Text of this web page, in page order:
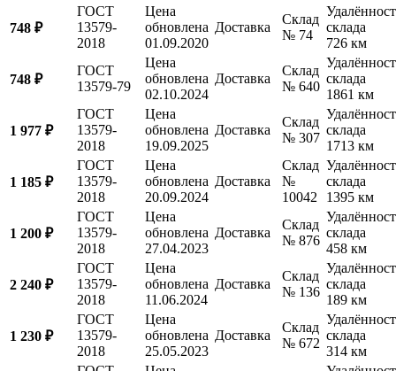
748 ₽
ГОСТ
13579-
2018
Цена
обновлена
01.09.2020
Доставка
Склад
№ 74
склада
726 км
748 ₽
ГОСТ
13579-79
Цена
обновлена
02.10.2024
Доставка
Склад
№ 640
склада
1861 км
1 977 ₽
ГОСТ
13579-
2018
Цена
обновлена
19.09.2025
Доставка
Склад
№ 307
склада
1713 км
1 185 ₽
ГОСТ
13579-
2018
Цена
обновлена
20.09.2024
Доставка
Склад
№
10042
склада
1395 км
1 200 ₽
ГОСТ
13579-
2018
Цена
обновлена
27.04.2023
Доставка
Склад
№ 876
склада
458 км
2 240 ₽
ГОСТ
13579-
2018
Цена
обновлена
11.06.2024
Доставка
Склад
№ 136
склада
189 км
1 230 ₽
ГОСТ
13579-
2018
Цена
обновлена
25.05.2023
Доставка
Склад
№ 672
склада
314 км